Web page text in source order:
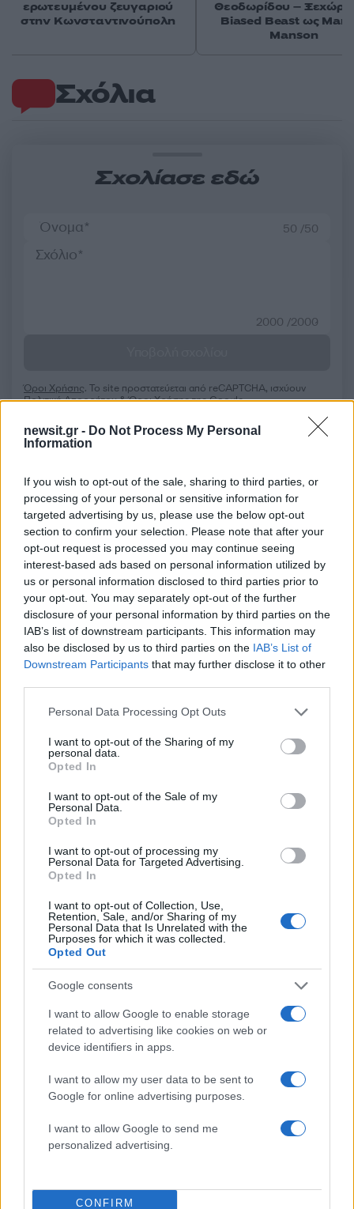
newsit.gr - Do Not Process My Personal
Information
If you wish to opt-out of the sale, sharing to third parties, or
processing of your personal or sensitive information for
targeted advertising by us, please use the below opt-out
section to confirm your selection. Please note that after your
opt-out request is processed you may continue seeing
interest-based ads based on personal information utilized by
us or personal information disclosed to third parties prior to
your opt-out. You may separately opt-out of the further
disclosure of your personal information by third parties on the
IAB’s list of downstream participants. This information may
also be disclosed by us to third parties on the IAB’s List of
Downstream Participants that may further disclose it to other
Please note that this website/app uses one or more Google
not limited to your visit or usage behaviour. You may click to
grant or deny consent to Google and its third-party tags to
use your data for below specified purposes in below Google
consent section.
Personal Data Processing Opt Outs
I want to opt-out of the Sharing of my
personal data.
Opted In
I want to opt-out of the Sale of my
Personal Data.
Opted In
I want to opt-out of processing my
Personal Data for Targeted Advertising.
Opted In
I want to opt-out of Collection, Use,
Retention, Sale, and/or Sharing of my
Personal Data that Is Unrelated with the
Purposes for which it was collected.
Opted Out
Google consents
I want to allow Google to enable storage
related to advertising like cookies on web or
device identifiers in apps.
I want to allow my user data to be sent to
Google for online advertising purposes.
I want to allow Google to send me
personalized advertising.
CONFIRM
Σχόλια
Σχολίασε εδώ
50 /50
2000 /2000
Όροι Χρήσης. Το site προστατεύεται από reCAPTCHA, ισχύουν
Πολιτική Απορρήτου&Όροι Χρήσηςτης Google.
Lifestyle
Share:
Ακολουθήστε το Νewsit.gr στοGoogle Newsκαι
ενημερωθείτε πρώτοι για όλη την ειδησεογραφία και τα
τελευταία νέατης ημέρας
ερωτευμένου ζευγαριού
στην Κωνσταντινούπολη
Θεοδωρίδου –
Biased Beast ως
Manson
Πιο δημοφιλή
1 Έφυγαν οι συνεργάτες, μένει η Μαρία
«Ελπίδα για τη Δημοκρατία»
Συγκίνηση στο τελευταίο αντίο στον Λάκη
Χαλκιά: Με την «Φάμπρικα», λαούτο και
κλαρίνα αποχαιρέτησαν την εμβληματική
φωνή της μεταπολίτευσης
Ο Κώστας Σαμαράς δημοσίευσε μία παιδική
φωτογραφία για την επέτειο θανάτου της
αδελφής του, Λένας
Ποιος είναι ο ελληνοκύπριος Sir Ντέμης
Χασάμπης: Από το σκάκι, στο Νόμπελ
Χημείας και στο «τιμόνι» της AI της Google
Το πολωμένο μελτέμι που τροφοδότησε τις
φωτιές σε Αττική και Βοιωτία: «Από τα
ισχυρότερα επεισόδια των τελευταίων 50
χρόνων»
Πιο σχολιασμένα
Μητσοτάκης στην υπογραφή συμφωνίας
για την ηλεκτρική διασύνδεση Ελλάδας –
είσοδος της Meridiam στην GSI
Canadair 515: Οι πρώτες εικόνες από την
κατασκευή του αεροσκάφους που θα
επιχειρεί και τη νύχτα στα μέτωπα της
φωτιάς
αποχωρήσαμε για καρέκλες», αιχμές για